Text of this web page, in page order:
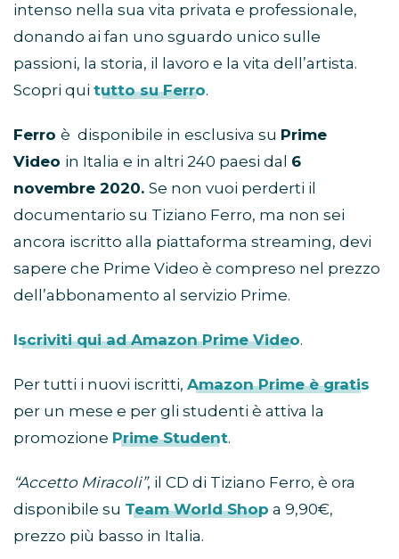
intenso nella sua vita privata e professionale,
donando ai fan uno sguardo unico sulle
passioni, la storia, il lavoro e la vita dell’artista.
Scopri qui tutto su Ferro.
Ferro è disponibile in esclusiva su Prime
Video in Italia e in altri 240 paesi dal 6
novembre 2020. Se non vuoi perderti il
documentario su Tiziano Ferro, ma non sei
ancora iscritto alla piattaforma streaming, devi
sapere che Prime Video è compreso nel prezzo
dell’abbonamento al servizio Prime.
Iscriviti qui ad Amazon Prime Video.
Per tutti i nuovi iscritti, Amazon Prime è gratis
per un mese e per gli studenti è attiva la
promozione Prime Student.
“Accetto Miracoli”, il CD di Tiziano Ferro, è ora
disponibile su Team World Shop a 9,90€,
prezzo più basso in Italia.